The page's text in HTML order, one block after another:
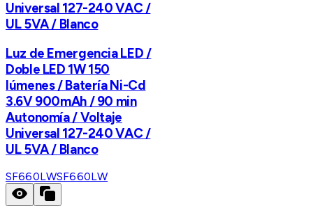
Universal 127-240 VAC /
UL 5VA / Blanco
Luz de Emergencia LED /
Doble LED 1W 150
lúmenes / Batería Ni-Cd
3.6V 900mAh / 90 min
Autonomía / Voltaje
Universal 127-240 VAC /
UL 5VA / Blanco
SF660LWSF660LW